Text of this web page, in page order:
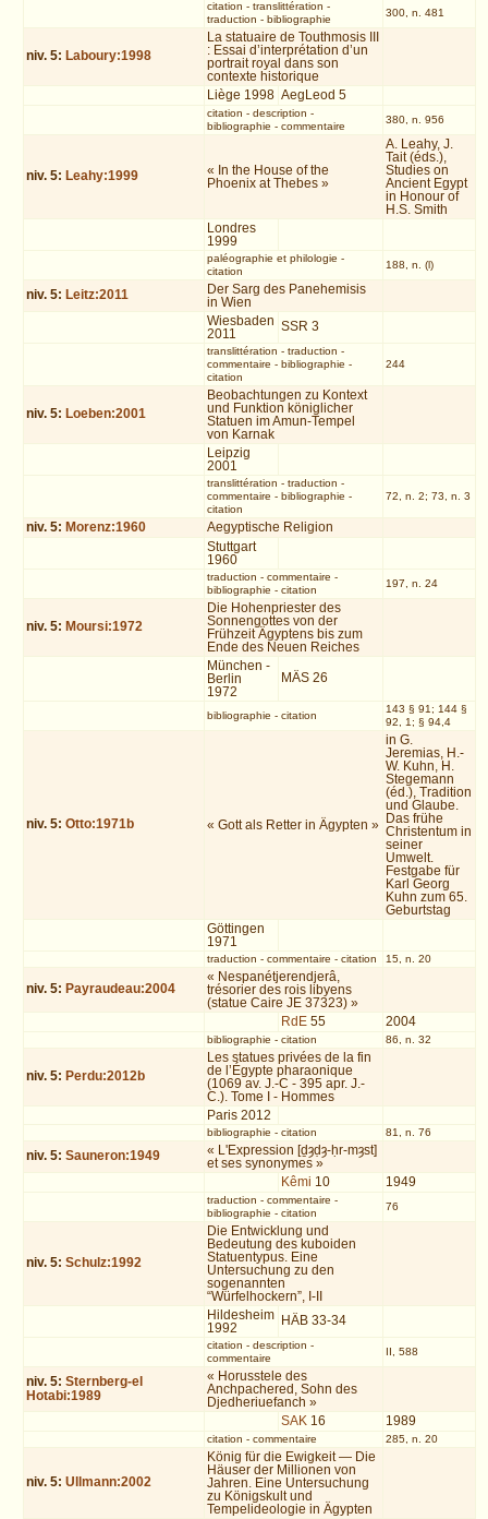
citation - translittération -
traduction - bibliographie
300, n. 481
niv. 5: Laboury:1998
La statuaire de Touthmosis III
: Essai d’interprétation d’un
portrait royal dans son
contexte historique
Liège 1998 AegLeod 5
citation - description -
bibliographie - commentaire
380, n. 956
niv. 5: Leahy:1999
« In the House of the
Phoenix at Thebes »
A. Leahy, J.
Tait (éds.),
Studies on
Ancient Egypt
in Honour of
H.S. Smith
Londres
1999
paléographie et philologie -
citation
188, n. (l)
niv. 5: Leitz:2011
Der Sarg des Panehemisis
in Wien
Wiesbaden
2011
SSR 3
translittération - traduction -
commentaire - bibliographie -
citation
244
niv. 5: Loeben:2001
Beobachtungen zu Kontext
und Funktion königlicher
Statuen im Amun-Tempel
von Karnak
Leipzig
2001
translittération - traduction -
commentaire - bibliographie -
citation
72, n. 2; 73, n. 3
niv. 5: Morenz:1960
Aegyptische Religion
Stuttgart
1960
traduction - commentaire -
bibliographie - citation
197, n. 24
niv. 5: Moursi:1972
Die Hohenpriester des
Sonnengottes von der
Frühzeit Ägyptens bis zum
Ende des Neuen Reiches
München -
Berlin
1972
MÄS 26
bibliographie - citation
143 § 91; 144 §
92, 1; § 94,4
niv. 5:Otto:1971b « Gott als Retter in Ägypten »
in G.
Jeremias, H.-
W. Kuhn, H.
Stegemann
(éd.), Tradition
und Glaube.
Das frühe
Christentum in
seiner
Umwelt.
Festgabe für
Karl Georg
Kuhn zum 65.
Geburtstag
Göttingen
1971
traduction - commentaire - citation 15, n. 20
niv. 5: Payraudeau:2004
« Nespanétjerendjerâ,
trésorier des rois libyens
(statue Caire JE 37323) »
RdE 55 2004
bibliographie - citation 86, n. 32
niv. 5: Perdu:2012b
Les statues privées de la fin
de l’Égypte pharaonique
(1069 av. J.-C - 395 apr. J.-
C.). Tome I - Hommes
Paris 2012
bibliographie - citation 81, n. 76
niv. 5:Sauneron:1949
« L'Expression [ḏȝḍȝ-ḥr-mȝst]
et ses synonymes »
Kêmi 10 1949
traduction - commentaire -
bibliographie - citation
76
niv. 5:Schulz:1992
Die Entwicklung und
Bedeutung des kuboiden
Statuentypus. Eine
Untersuchung zu den
sogenannten
“Würfelhockern”, I-II
Hildesheim
1992
HÄB 33-34
citation - description -
commentaire
II, 588
niv. 5:Sternberg-el
Hotabi:1989
« Horusstele des
Anchpachered, Sohn des
Djedheriuefanch »
SAK 16 1989
citation - commentaire 285, n. 20
niv. 5:Ullmann:2002
König für die Ewigkeit — Die
Häuser der Millionen von
Jahren. Eine Untersuchung
zu Königskult und
Tempelideologie in Ägypten